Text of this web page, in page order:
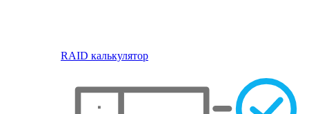
RAID калькулятор